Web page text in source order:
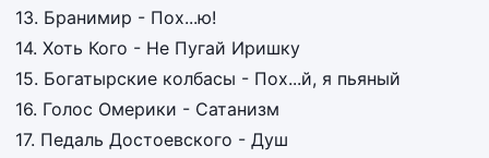
13. Бранимир - Пох...ю!
14. Хоть Кого - Не Пугай Иришку
15. Богатырские колбасы - Пох...й, я пьяный
16. Голос Омерики - Сатанизм
17. Педаль Достоевского - Душ